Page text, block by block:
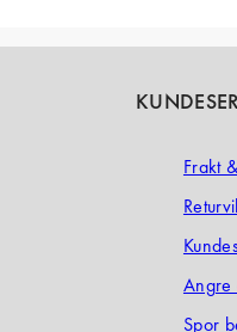
Frakt
Angre
Spor